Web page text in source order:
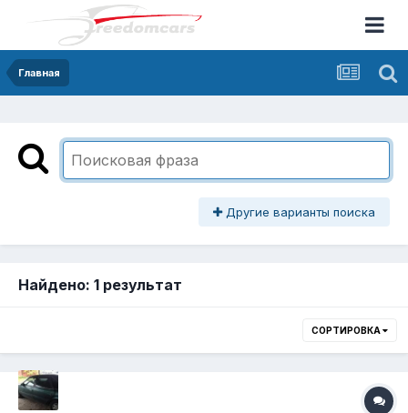
Главная
Другие варианты поиска
Найдено: 1 результат
СОРТИРОВКА